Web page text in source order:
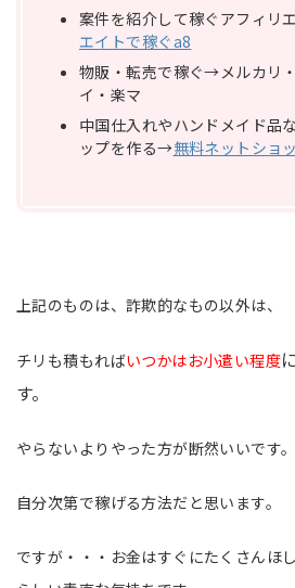
案件を紹介して稼ぐアフィリ
エイトで稼ぐa8
物販・転売で稼ぐ→メルカリ
イ・楽マ
中国仕入れやハンドメイド品
ップを作る→無料ネットショ
上記のものは、詐欺的なもの以外は、
チリも積もればいつかはお小遣い程度
す。
やらないよりやった方が断然いいです。
自分次第で稼げる方法だと思います。
ですが・・・お金はすぐにたくさんほ